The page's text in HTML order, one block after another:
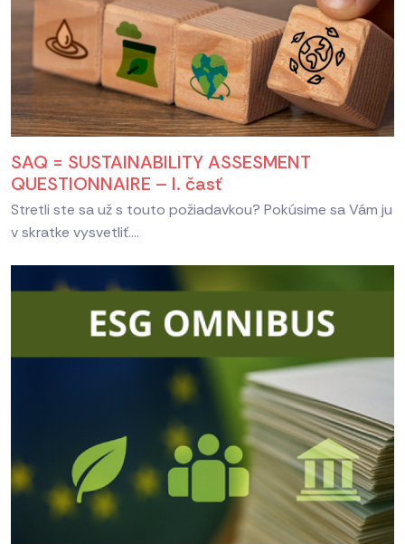
SAQ = SUSTAINABILITY ASSESMENT
QUESTIONNAIRE – I. časť
Stretli ste sa už s touto požiadavkou? Pokúsime sa Vám ju
v skratke vysvetliť....